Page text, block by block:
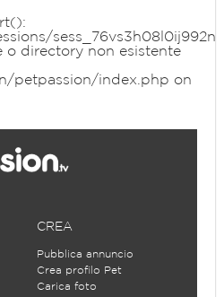
o directory non esistente
petpassion/index.php on
CREA
Pubblica annuncio
Crea profilo Pet
Carica foto